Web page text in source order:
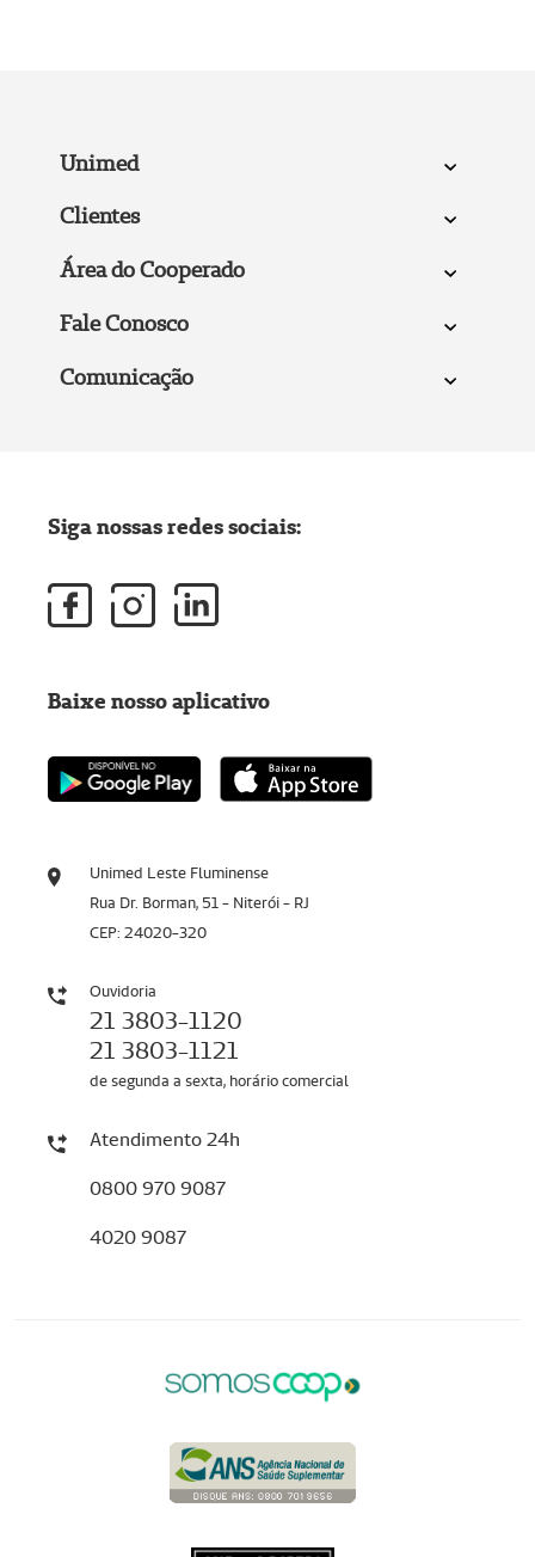
Unimed
Clientes
Área do Cooperado
Fale Conosco
Comunicação
Unimed Leste Fluminense
Rua Dr. Borman, 51 - Niterói - RJ
CEP: 24020-320
Ouvidoria
21 3803-1120
21 3803-1121
de segunda a sexta, horário comercial
Atendimento 24h
0800 970 9087
4020 9087
Siga nossas redes sociais:
Baixe nosso aplicativo